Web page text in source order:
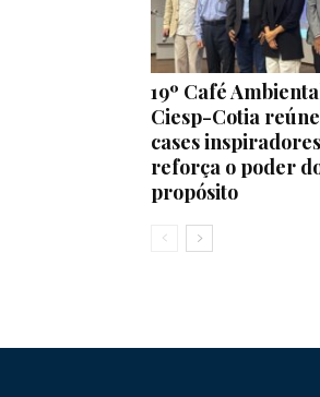
19º Café
Ciesp-Cotia reúne
cases
reforça o poder
propósito